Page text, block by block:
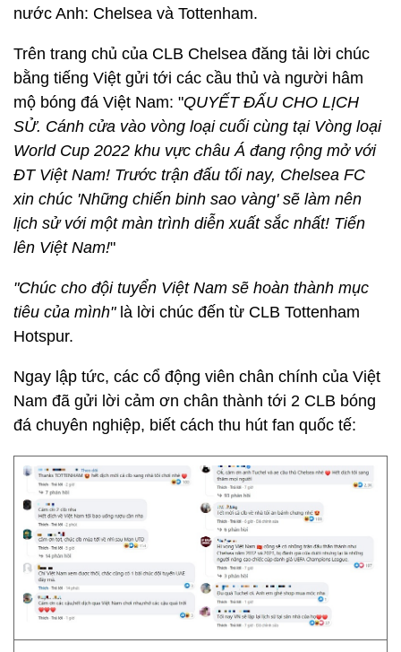
nước Anh: Chelsea và Tottenham.
Trên trang chủ của CLB Chelsea đăng tải lời chúc
bằng tiếng Việt gửi tới các cầu thủ và người hâm
mộ bóng đá Việt Nam: "QUYẾT ĐẤU CHO LỊCH
SỬ. Cánh cửa vào vòng loại cuối cùng tại Vòng loại
World Cup 2022 khu vực châu Á đang rộng mở với
ĐT Việt Nam! Trước trận đấu tối nay, Chelsea FC
xin chúc 'Những chiến binh sao vàng' sẽ làm nên
lịch sử với một màn trình diễn xuất sắc nhất! Tiến
lên Việt Nam!"
"Chúc cho đội tuyển Việt Nam sẽ hoàn thành mục
tiêu của mình"là lời chúc đến từ CLB Tottenham
Hotspur.
Ngay lập tức, các cổ động viên chân chính của Việt
Nam đã gửi lời cảm ơn chân thành tới 2 CLB bóng
đá chuyên nghiệp, biết cách thu hút fan quốc tế: